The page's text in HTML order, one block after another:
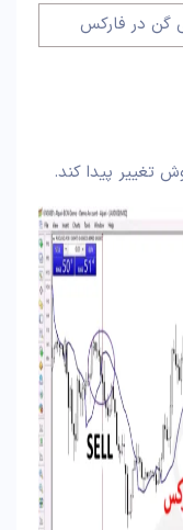
گن در فارکس
تغییر پیدا کند.